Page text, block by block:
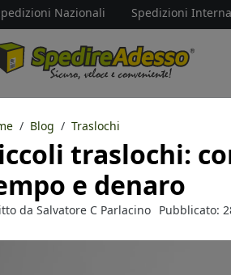
Nazionali Spedizioni
Blog Traslochi
traslochi:
e denaro
da Salvatore C Parlacino Pubblicato: